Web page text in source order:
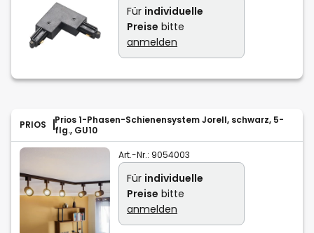
Für individuelle
Preise bitte
anmelden
PRIOS
Prios 1-Phasen-Schienensystem Jorell, schwarz, 5-
flg., GU10
Art.-Nr.: 9054003
Für individuelle
Preise bitte
anmelden